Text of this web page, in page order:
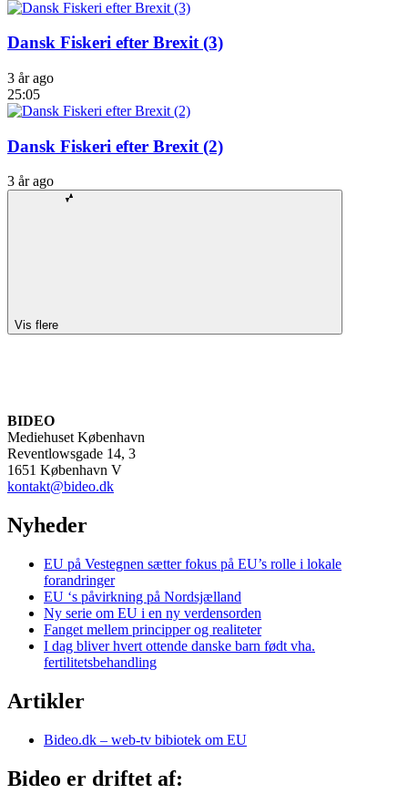
Dansk Fiskeri efter Brexit (3)
3 år ago
25:05
Dansk Fiskeri efter Brexit (2)
3 år ago
Vis flere
BIDEO
Mediehuset København
Reventlowsgade 14, 3
1651 København V
kontakt@bideo.dk
Nyheder
EU på Vestegnen sætter fokus på EU’s rolle i lokale
forandringer
EU ‘s påvirkning på Nordsjælland
Ny serie om EU i en ny verdensorden
Fanget mellem principper og realiteter
I dag bliver hvert ottende danske barn født vha.
fertilitetsbehandling
Artikler
Bideo.dk – web-tv bibiotek om EU
Bideo er driftet af: